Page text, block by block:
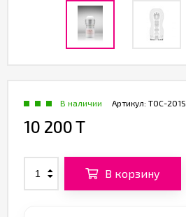
Артикул: TOC-201S
В наличии
10 200 T
В корзину